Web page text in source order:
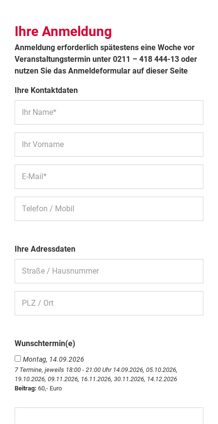
Ihre Anmeldung
Anmeldung erforderlich spätestens eine Woche vor
Veranstaltungstermin unter 0211 – 418 444-13 oder
nutzen Sie das Anmeldeformular auf dieser Seite
Ihre Kontaktdaten
Ihr Name*
Ihr Vorname
E-Mail*
Telefon / Mobil
Ihre Adressdaten
Straße / Hausnummer
PLZ / Ort
Wunschtermin(e)
Montag, 14.09.2026
7 Termine, jeweils 18:00 - 21:00 Uhr 14.09.2026, 05.10.2026,
19.10.2026, 09.11.2026, 16.11.2026, 30.11.2026, 14.12.2026
Beitrag: 60,- Euro